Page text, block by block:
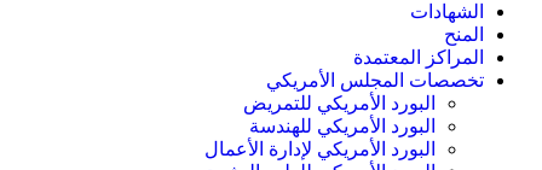
الشهادات
المنح
المراكز المعتمدة
تخصصات المجلس الأمريكي
البورد الأمريكي للتمريض
البورد الأمريكي للهندسة
البورد الأمريكي لإدارة الأعمال